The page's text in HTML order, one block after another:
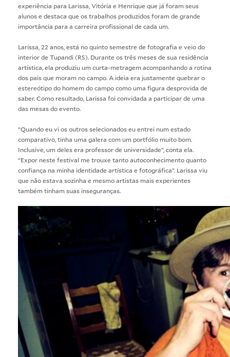
experiência para Larissa, Vitória e Henrique que já foram seus
alunos e destaca que os trabalhos produzidos foram de grande
importância para a carreira profissional de cada um.
Larissa, 22 anos, está no quinto semestre de fotografia e veio do
interior de Tupandi (RS). Durante os três meses de sua residência
artística, ela produziu um curta-metragem acompanhando a rotina
dos pais que moram no campo. A ideia era justamente quebrar o
estereótipo do homem do campo como uma figura desprovida de
saber. Como resultado, Larissa foi convidada a participar de uma
das mesas do evento.
“Quando eu vi os outros selecionados eu entrei num estado
comparativo, tinha uma galera com um portfólio muito bom.
Inclusive, um deles era professor de universidade”, conta ela.
“Expor neste festival me trouxe tanto autoconhecimento quanto
confiança na minha identidade artística e fotográfica”. Larissa viu
que não estava sozinha e mesmo artistas mais experientes
também tinham suas inseguranças.